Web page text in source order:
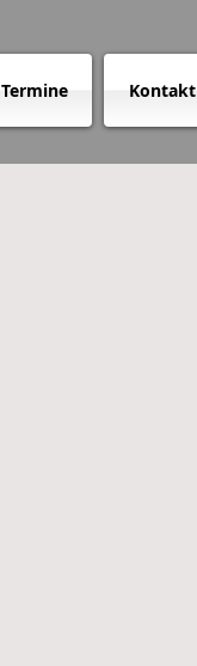
Termine Kontakt